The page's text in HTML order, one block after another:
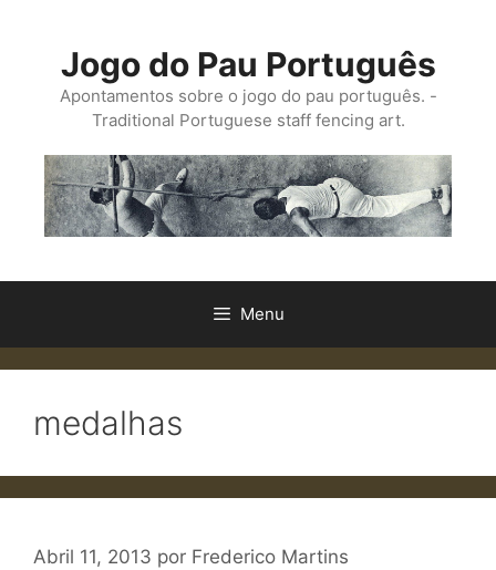
conteúdo
Jogo do Pau Português
Apontamentos sobre o jogo do pau português. -
Traditional Portuguese staff fencing art.
Menu
medalhas
Abril 11, 2013 por Frederico Martins